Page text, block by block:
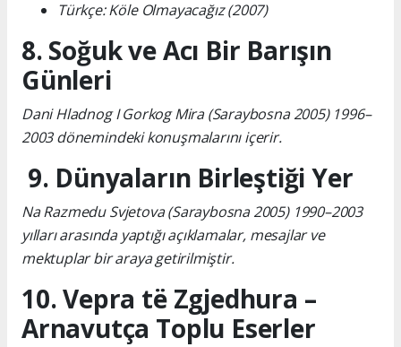
Türkçe: Köle Olmayacağız (2007)
8. Soğuk ve Acı Bir Barışın
Günleri
Dani Hladnog I Gorkog Mira (Saraybosna 2005) 1996–
2003 dönemindeki konuşmalarını içerir.
9. Dünyaların Birleştiği Yer
Na Razmedu Svjetova (Saraybosna 2005) 1990–2003
yılları arasında yaptığı açıklamalar, mesajlar ve
mektuplar bir araya getirilmiştir.
10. Vepra të Zgjedhura –
Arnavutça Toplu Eserler